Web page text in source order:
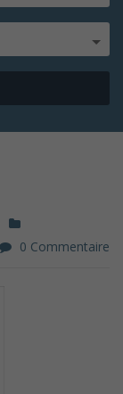
0 Commentaire